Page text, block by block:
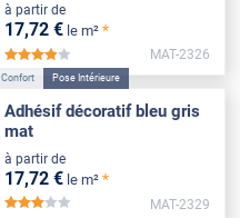
à partir de
17,72 € le m² *
*****
MAT-2326
Confort Pose Intérieure
Adhésif décoratif bleu gris
mat
à partir de
17,72 € le m² *
*****
MAT-2329